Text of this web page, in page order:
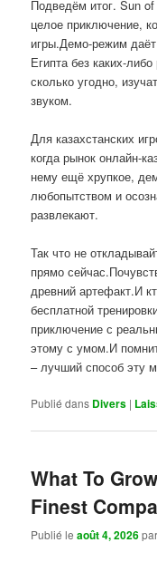
Подведём итог. Sun
целое приключение,
игры.Демо-режим
Египта без каких-
сколько угодно,
звуком.
Для казахстанских
когда рынок онлайн-
нему ещё хрупкое,
любопытством и
развлекают.
Так что не
прямо
древний артефакт.И
бесплатной
приключение с
этому с умом.И
– лучший способ эту
Publié dans Divers |
What To
Finest
Publié leaoût 4, 2026